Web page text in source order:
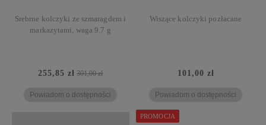
Srebrne kolczyki ze szmaragdem i
markazytami, waga 9.7 g
255,85 zł 301,00 zł
Powiadom o dostępności
Wiszące kolczyki pozłacane
101,00 zł
Powiadom o dostępności
PROMOCJA